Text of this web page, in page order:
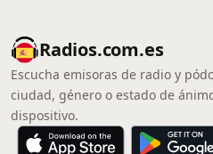
Radios.com.es
Escucha emisoras de radio y
ciudad, género o estado de
dispositivo.